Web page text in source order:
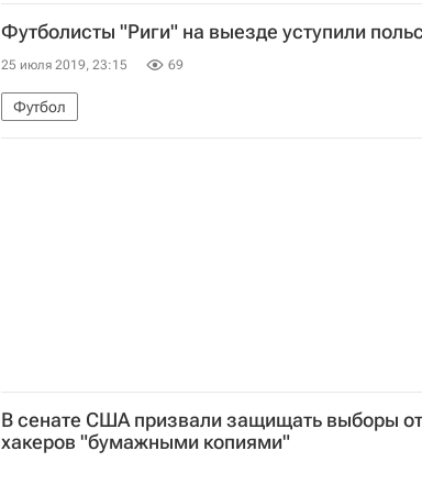
Футболисты "Риги" на выезде уступили
25 июля 2019, 23:15 69
Футбол
В сенате США призвали защищать выборы от
хакеров "бумажными копиями"